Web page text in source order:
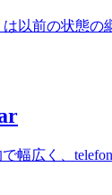
は以前の状態の
幅広く、